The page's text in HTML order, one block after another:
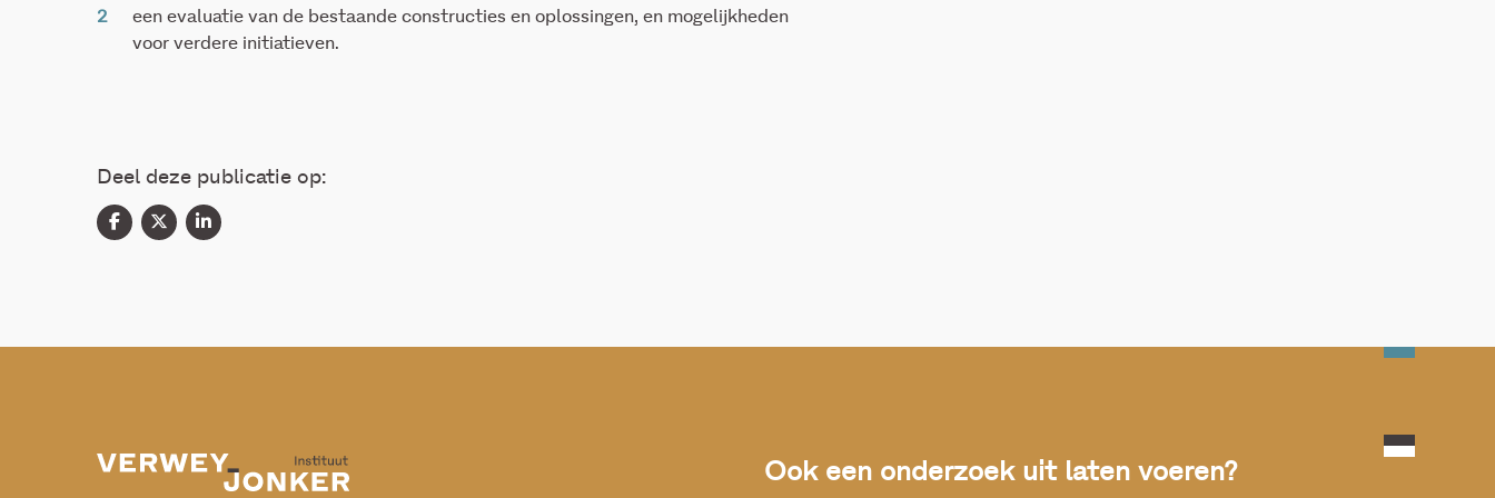
een evaluatie van de bestaande constructies en oplossingen, en mogelijkheden
voor verdere initiatieven.
Deel deze publicatie op:
Ook een onderzoek uit laten voeren?